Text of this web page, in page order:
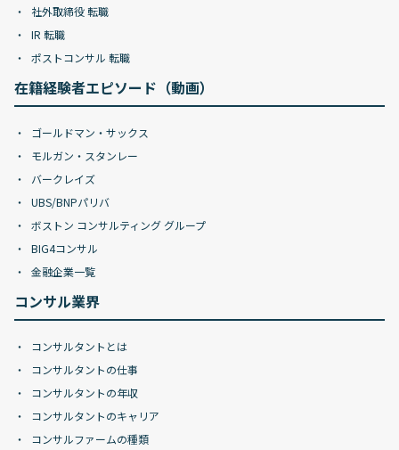
社外取締役 転職
IR 転職
ポストコンサル 転職
在籍経験者エピソード（動画）
ゴールドマン・サックス
モルガン・スタンレー
バークレイズ
UBS/BNPパリバ
ボストン コンサルティング グループ
BIG4コンサル
金融企業一覧
コンサル業界
コンサルタントとは
コンサルタントの仕事
コンサルタントの年収
コンサルタントのキャリア
コンサルファームの種類